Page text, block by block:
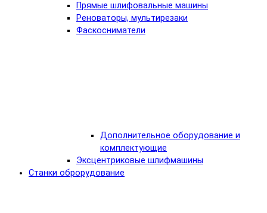
Прямые шлифовальные машины
Реноваторы, мультирезаки
Фаскосниматели
Дополнительное оборудование и
комплектующие
Эксцентриковые шлифмашины
Станки оброрудование